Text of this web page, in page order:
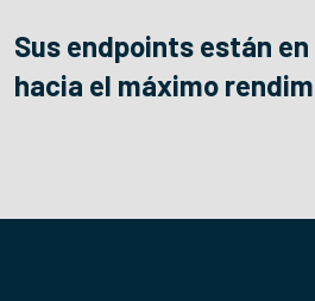
Sus endpoints están
hacia el máximo